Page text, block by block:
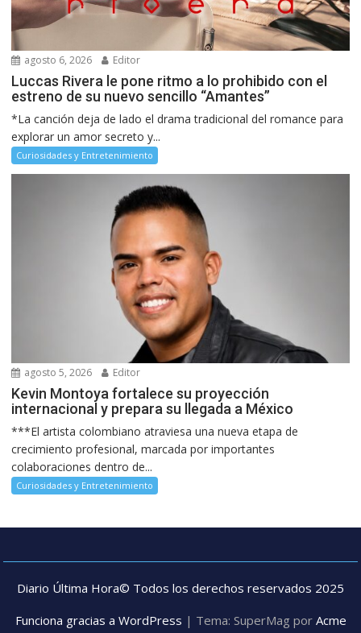
agosto 6, 2026 Editor
Luccas Rivera le pone ritmo a lo prohibido con el
estreno de su nuevo sencillo “Amantes”
*La canción deja de lado el drama tradicional del romance para
explorar un amor secreto y...
Curiosidades y Entretenimiento
agosto 5, 2026 Editor
Kevin Montoya fortalece su proyección
internacional y prepara su llegada a México
***El artista colombiano atraviesa una nueva etapa de
crecimiento profesional, marcada por importantes
colaboraciones dentro de...
Curiosidades y Entretenimiento
Diario Última Hora© Todos los derechos reservados 2025
Funciona gracias a WordPress | Tema: SuperMag por Acme